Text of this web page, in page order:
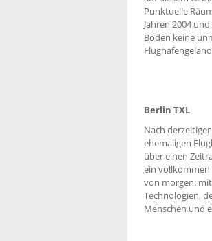
Punktuelle
Jahren 2004
Boden keine
Berlin TXL
Nach
ehemaligen
über einen
ein vollkommen
von morgen:
Technologien,
Menschen und